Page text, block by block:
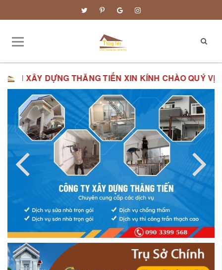
TIẾN XIN KÍNH CHÀO QUÝ VỊ.ĐƠN GIÁ XÂY